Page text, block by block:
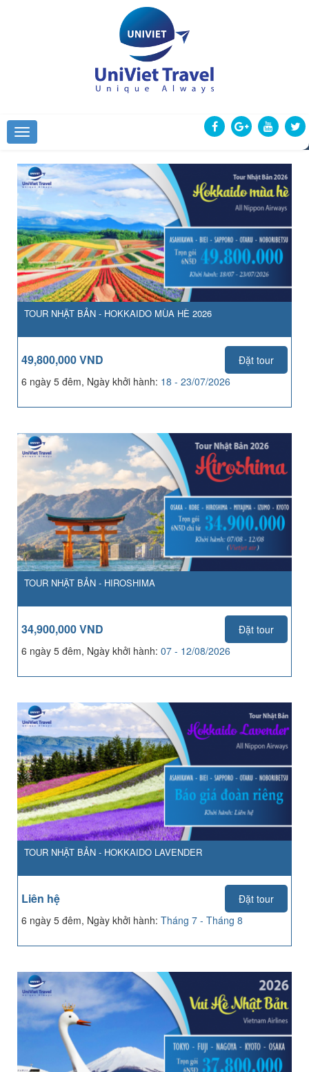
TOUR NHẬT BẢN - HOKKAIDO MÙA HÈ 2026
49,800,000 VND
Đặt tour
6 ngày 5 đêm, Ngày khởi hành: 18 - 23/07/2026
TOUR NHẬT BẢN - HIROSHIMA
34,900,000 VND
Đặt tour
6 ngày 5 đêm, Ngày khởi hành: 07 - 12/08/2026
TOUR NHẬT BẢN - HOKKAIDO LAVENDER
Liên hệ
Đặt tour
6 ngày 5 đêm, Ngày khởi hành: Tháng 7 - Tháng 8